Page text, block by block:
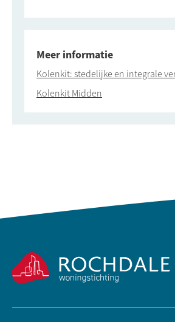
Meer informatie
Kolenkit: stedelijke en integrale
Kolenkit Midden